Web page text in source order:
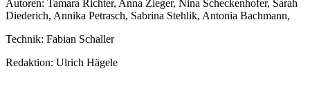
Autoren: Tamara Richter, Anna Zieger, Nina Scheckenhofer, Sarah
Diederich, Annika Petrasch, Sabrina Stehlik, Antonia Bachmann,
Technik: Fabian Schaller
Redaktion: Ulrich Hägele